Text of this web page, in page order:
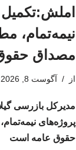
نیمه‌تمام،
مصداق
از آگوست 8, 2026
مدیرکل بازرسی
پروژه‌های
حقوق عامه است